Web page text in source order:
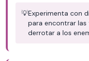
💡Experimenta con
para encontrar
derrotar a los